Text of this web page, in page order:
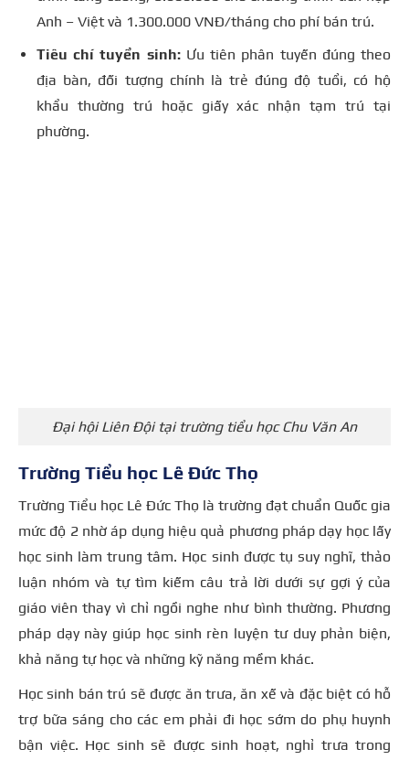
Anh – Việt và 1.300.000 VNĐ/tháng cho phí bán trú.
Tiêu chí tuyển sinh:Ưu tiên phân tuyến đúng theo
địa bàn, đối tượng chính là trẻ đúng độ tuổi, có hộ
khẩu thường trú hoặc giấy xác nhận tạm trú tại
phường.
Đại hội Liên Đội tại trường tiểu học Chu Văn An
Trường Tiểu học Lê Đức Thọ
Trường Tiểu học Lê Đức Thọ là trường đạt chuẩn Quốc gia
mức độ 2 nhờ áp dụng hiệu quả phương pháp dạy học lấy
học sinh làm trung tâm. Học sinh được tụ suy nghĩ, thảo
luận nhóm và tự tìm kiếm câu trả lời dưới sự gợi ý của
giáo viên thay vì chỉ ngồi nghe như bình thường. Phương
pháp dạy này giúp học sinh rèn luyện tư duy phản biện,
khả năng tự học và những kỹ năng mềm khác.
Học sinh bán trú sẽ được ăn trưa, ăn xế và đặc biệt có hỗ
trợ bữa sáng cho các em phải đi học sớm do phụ huynh
bận việc. Học sinh sẽ được sinh hoạt, nghỉ trưa trong